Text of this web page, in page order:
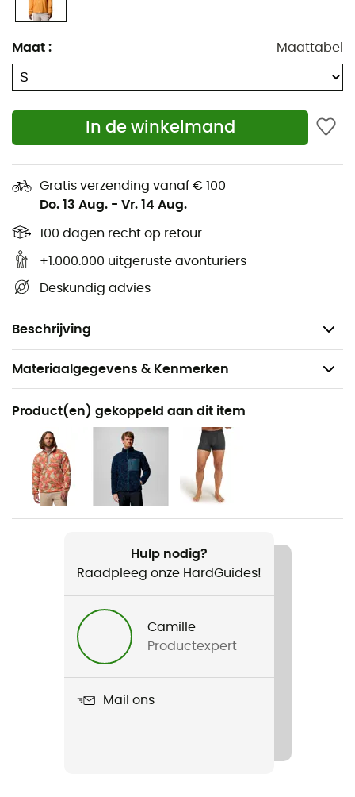
Maat : Maattabel
In de winkelmand
Gratis verzending vanaf € 100
Do. 13 Aug. - Vr. 14 Aug.
100 dagen recht op retour
+1.000.000 uitgeruste avonturiers
Deskundig advies
Beschrijving
Comfortabele stretchstof
Verstelbare geïntegreerde capuchon
Ventilatiesysteem onder de armen
PU-rits middenvoor
Borst- en handzakken met rits
Verstelbare manchetten
Verstelbare zoom met trekkoord
Langere achterzoom
Product zonder opzettelijke toevoeging van PFC
Materiaalgegevens & Kenmerken
Aanbevolen voor
Wandelen / Trekking
Voor
Heren
Product
Omni-Tech™
Gebruikte Technologieën
Omni-Tech™
Product(en) gekoppeld aan dit item
Hulp nodig?
Raadpleeg onze HardGuides!
Camille
Productexpert
Mail ons